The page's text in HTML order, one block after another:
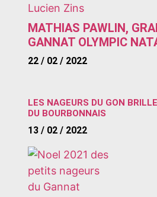
MATHIAS PAWLIN,
GANNAT OLYMPIC
22 / 02 / 2022
LES NAGEURS DU GON
DU BOURBONNAIS
13 / 02 / 2022